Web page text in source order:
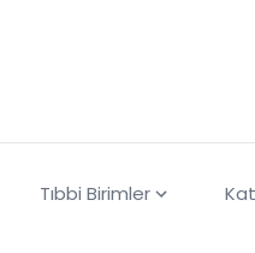
Tıbbi Birimler